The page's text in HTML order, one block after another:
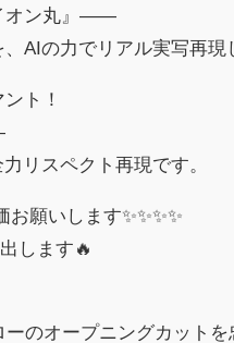
オン丸』――
AIの力でリアル実写再現
ト！
リスペクト再現です。
お願いします✨✨✨✨
します🔥
のオープニングカットを